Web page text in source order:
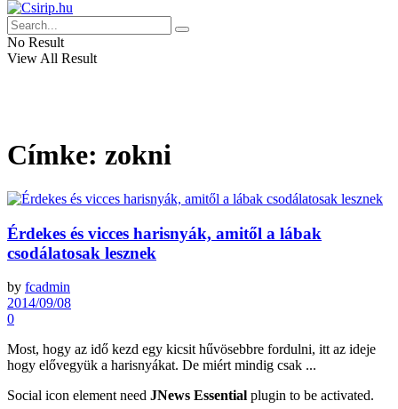
No Result
View All Result
Címke: zokni
Érdekes és vicces harisnyák, amitől a lábak
csodálatosak lesznek
by fcadmin
2014/09/08
0
Most, hogy az idő kezd egy kicsit hűvösebbre fordulni, itt az ideje
hogy elővegyük a harisnyákat. De miért mindig csak ...
Social icon element need JNews Essential plugin to be activated.